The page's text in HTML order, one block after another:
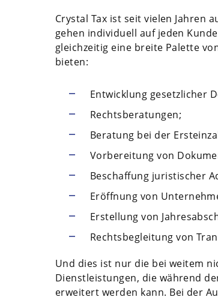
Crystal Tax ist seit vielen Jahren
gehen individuell auf jeden
gleichzeitig eine breite Palette
bieten:
Entwicklung gesetzlicher
Rechtsberatungen;
Beratung bei der
Vorbereitung von
Beschaffung juristischer
Eröffnung von
Erstellung von
Rechtsbegleitung von
Und dies ist nur die bei weitem
Dienstleistungen, die während
erweitert werden kann. Bei der